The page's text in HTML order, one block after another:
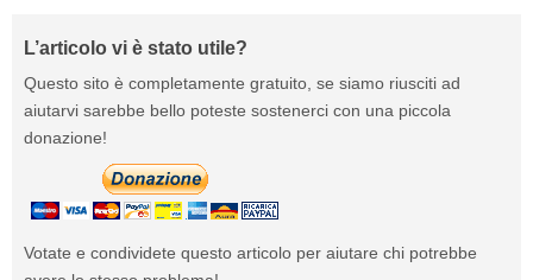
L’articolo vi è stato utile?
Questo sito è completamente gratuito, se siamo riusciti ad
aiutarvi sarebbe bello poteste sostenerci con una piccola
donazione!
Votate e condividete questo articolo per aiutare chi potrebbe